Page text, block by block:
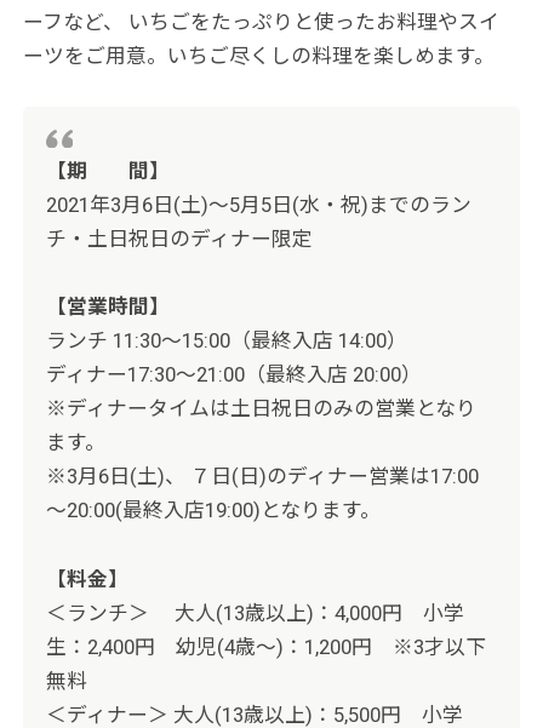
ーフなど、 いちごをたっぷりと使ったお料理やスイ
ーツをご用意。いちご尽くしの料理を楽しめます。
【期 間】
2021年3月6日(土)～5月5日(水・祝)までのラン
チ・ 土日祝日のディナー限定
【営業時間】
ランチ 11:30～15:00（最終入店 14:00）
ディナー17:30～21:00（最終入店 20:00）
※ディナータイムは土日祝日のみの営業となり
ます。
※3月6日(土)、 ７日(日)のディナー営業は17:00
～20:00(最終入店19:00)となります。
【料金】
＜ランチ＞ 大人(13歳以上)：4,000円 小学
生：2,400円 幼児(4歳～)：1,200円 ※3才以下
無料
＜ディナー＞ 大人(13歳以上)：5,500円 小学